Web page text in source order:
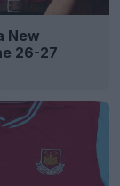
New
26-27